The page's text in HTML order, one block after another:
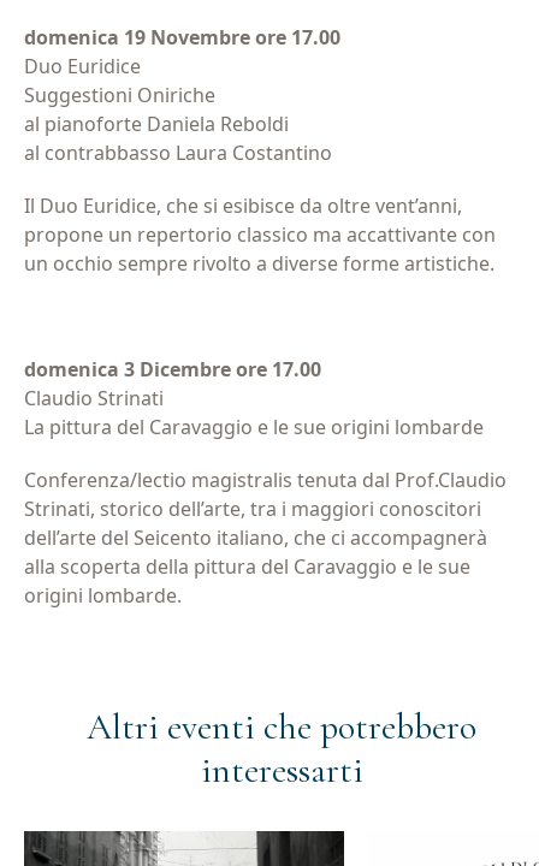
domenica 19 Novembre ore 17.00
Duo Euridice
Suggestioni Oniriche
al pianoforte Daniela Reboldi
al contrabbasso Laura Costantino
Il Duo Euridice, che si esibisce da oltre vent’anni,
propone un repertorio classico ma accattivante con
un occhio sempre rivolto a diverse forme artistiche.
domenica 3 Dicembre ore 17.00
Claudio Strinati
La pittura del Caravaggio e le sue origini lombarde
Conferenza/lectio magistralis tenuta dal Prof.Claudio
Strinati, storico dell’arte, tra i maggiori conoscitori
dell’arte del Seicento italiano, che ci accompagnerà
alla scoperta della pittura del Caravaggio e le sue
origini lombarde.
Altri eventi che potrebbero
interessarti
Iscriviti alla newsletter